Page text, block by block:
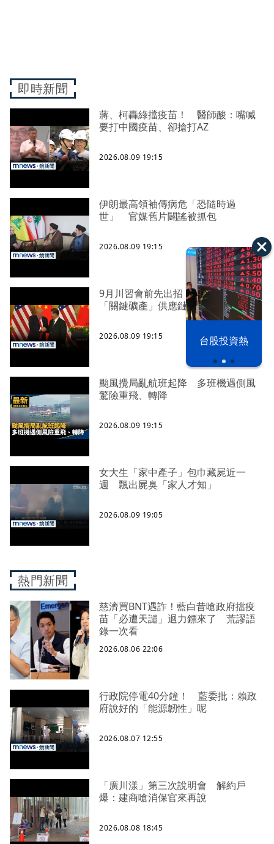
漢光42演習 台股投資熱
即時新聞
蔣、柯轟綠擋疫苗！ 醫師酸：嘴喊
要打中國疫苗、卻搶打AZ
2026.08.09 19:15
伊朗最高領袖傳病危「恐隨時過
世」 官媒舊片闢謠被抓包
2026.08.09 19:15
9月川習會前先出招！ 美國鉅額投資
「關鍵礦產」供應鏈
2026.08.09 19:15
颱風攪局亂航班起降 多班機遇側風
驚險重飛、轉降
2026.08.09 19:15
女大生「家中產子」包巾藏屍近一
週 飄出屍臭「家人才知」
2026.08.09 19:05
熱門新聞
慈濟買BNT遇詐！藍白昔嗆政府擋疫
苗「必遭天譴」迴力鏢來了 荒謬語
錄一次看
2026.08.06 22:06
行政院停電40分鐘！ 藍委批：賴政
府說好的「能源韌性」呢
2026.08.07 12:55
「廣川漾」第三次說明會 解約戶
爆：建商嗆消保官來再說
2026.08.08 18:45